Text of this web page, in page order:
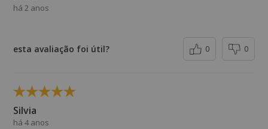
há 2 anos
esta avaliação foi útil? 0 0
Silvia
há 4 anos